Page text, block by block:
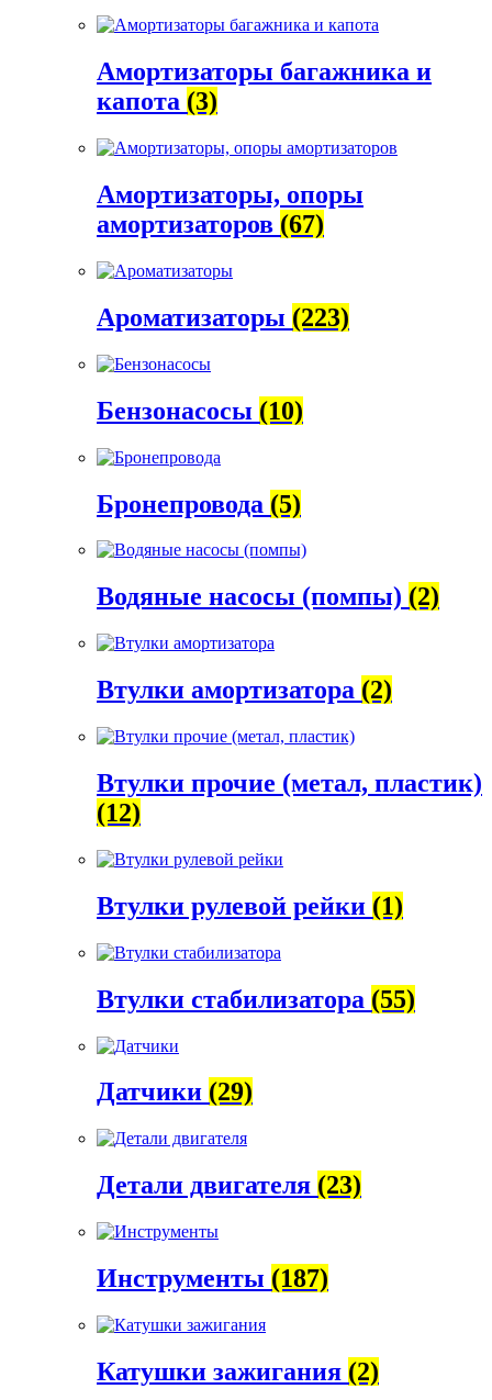
Амортизаторы багажника и
капота (3)
Амортизаторы, опоры
амортизаторов (67)
Ароматизаторы (223)
Бензонасосы (10)
Бронепровода (5)
Водяные насосы (помпы) (2)
Втулки амортизатора (2)
Втулки прочие (метал, пластик)
(12)
Втулки рулевой рейки (1)
Втулки стабилизатора (55)
Датчики (29)
Детали двигателя (23)
Инструменты (187)
Катушки зажигания (2)